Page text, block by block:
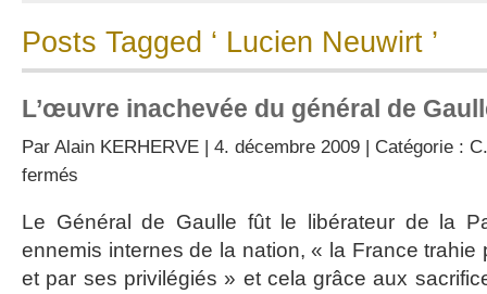
Posts Tagged ‘ Lucien Neuwirt ’
L’œuvre inachevée du général de
Par Alain KERHERVE | 4. décembre 2009 | Catégorie :
fermés
du
général
Gaulle
Le Général de Gaulle fût le libérateur de la
ennemis internes de la nation, « la France trahie
et par ses privilégiés » et cela grâce aux